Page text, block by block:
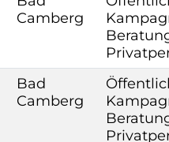
Camberg
Bad
Camberg